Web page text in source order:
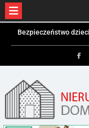
Bezpieczeństwo
jakie
Czym jest kontener
Kolektory słoneczne